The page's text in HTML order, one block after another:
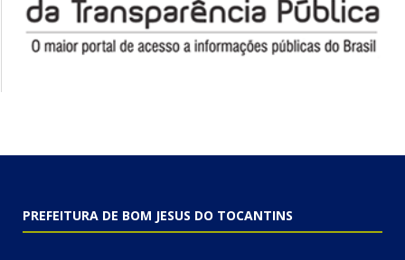
PREFEITURA DE BOM JESUS DO TOCANTINS